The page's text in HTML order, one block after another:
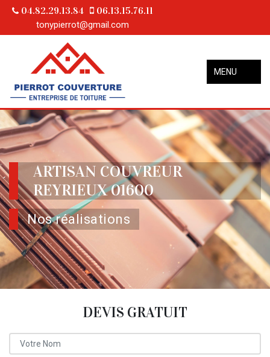
04.82.29.13.84 06.13.15.76.11
tonypierrot@gmail.com
MENU
ARTISAN COUVREUR
REYRIEUX 01600
Nos réalisations
DEVIS GRATUIT